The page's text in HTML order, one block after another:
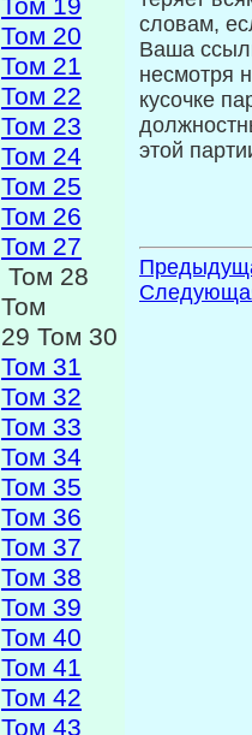
Том 19
Том 20
Том 21
Том 22
Том 23
Том 24
Том 25
Том 26
Том 27
Том 28
Том
29 Том 30
Том 31
Том 32
Том 33
Том 34
Том 35
Том 36
Том 37
Том 38
Том 39
Том 40
Том 41
Том 42
Том 43
словам,
Ваша
несмотря
кусочке
этой